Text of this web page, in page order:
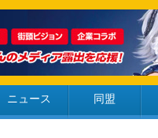
ニュース 同盟